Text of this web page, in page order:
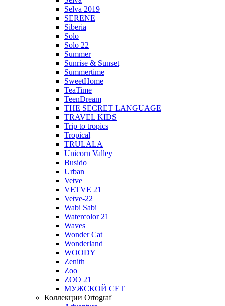
Selva 2019
SERENE
Siberia
Solo
Solo 22
Summer
Sunrise & Sunset
Summertime
SweetHome
TeaTime
TeenDream
THE SECRET LANGUAGE
TRAVEL KIDS
Trip to tropics
Tropical
TRULALA
Unicorn Valley
Busido
Urban
Vetve
VETVE 21
Vetve-22
Wabi Sabi
Watercolor 21
Waves
Wonder Cat
Wonderland
WOODY
Zenith
Zoo
ZOO 21
МУЖСКОЙ СЕТ
Коллекции Ortograf